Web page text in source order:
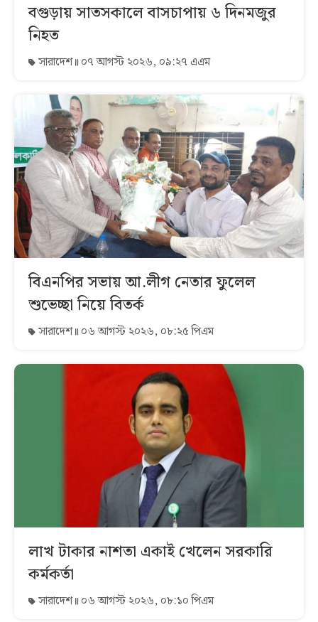
বগুড়ায় সাতসকালে বাসচাপায় ৬ দিনমজুর
নিহত
সারাদেশ ০৭ আগস্ট ২০২৬, ০৯:২৭ এএম
বিএনপির সভায় আ.লীগ নেতার ফুলেল
শুভেচ্ছা নিয়ে বিতর্ক
সারাদেশ ০৬ আগস্ট ২০২৬, ০৮:২৫ পিএম
লাখ টাকার নাশতা একাই খেলেন সরকারি
কর্মকর্তা
সারাদেশ ০৬ আগস্ট ২০২৬, ০৮:১০ পিএম